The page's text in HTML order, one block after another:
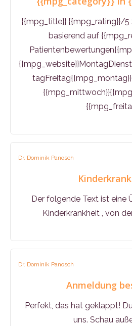
{{mpg_title}} {{mpg_rating}}/5
basierend auf
Dr. Dominik Panosch
Der folgende Text ist eine
Kinderkrankheit , von
Dr. Dominik Panosch
Anmeldung
Perfekt, das hat geklappt!
uns. Schau